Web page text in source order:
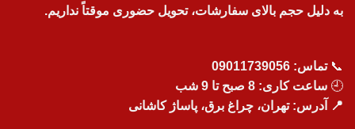
به دلیل حجم بالای سفارشات، تحویل حضوری موقتاً نداریم.
📞تماس: 09011739056
🕘 ساعت کاری: 8 صبح تا 9 شب
📍 آدرس: تهران، چراغ برق، پاساژ کاشانی